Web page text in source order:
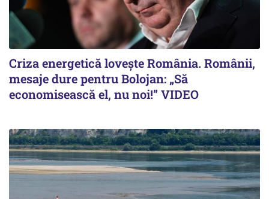
Criza energetică lovește România. Românii,
mesaje dure pentru Bolojan: „Să
economisească el, nu noi!” VIDEO